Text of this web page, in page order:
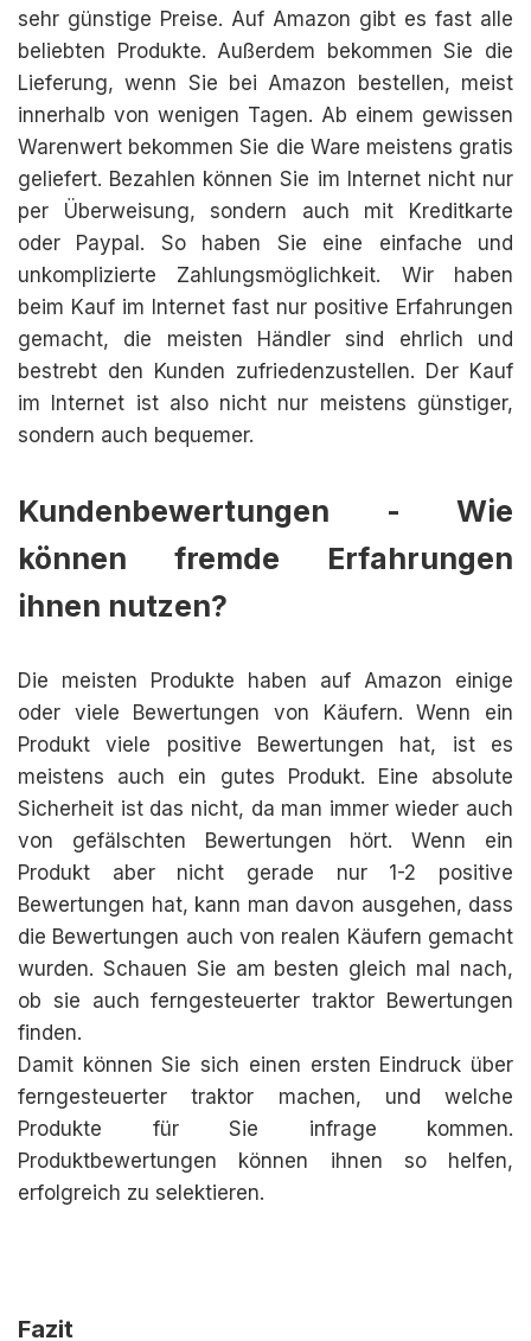
sehr günstige Preise. Auf Amazon gibt es fast alle
beliebten Produkte. Außerdem bekommen Sie die
Lieferung, wenn Sie bei Amazon bestellen, meist
innerhalb von wenigen Tagen. Ab einem gewissen
Warenwert bekommen Sie die Ware meistens gratis
geliefert. Bezahlen können Sie im Internet nicht nur
per Überweisung, sondern auch mit Kreditkarte
oder Paypal. So haben Sie eine einfache und
unkomplizierte Zahlungsmöglichkeit. Wir haben
beim Kauf im Internet fast nur positive Erfahrungen
gemacht, die meisten Händler sind ehrlich und
bestrebt den Kunden zufriedenzustellen. Der Kauf
im Internet ist also nicht nur meistens günstiger,
sondern auch bequemer.
Kundenbewertungen - Wie
können fremde Erfahrungen
ihnen nutzen?
Die meisten Produkte haben auf Amazon einige
oder viele Bewertungen von Käufern. Wenn ein
Produkt viele positive Bewertungen hat, ist es
meistens auch ein gutes Produkt. Eine absolute
Sicherheit ist das nicht, da man immer wieder auch
von gefälschten Bewertungen hört. Wenn ein
Produkt aber nicht gerade nur 1-2 positive
Bewertungen hat, kann man davon ausgehen, dass
die Bewertungen auch von realen Käufern gemacht
wurden. Schauen Sie am besten gleich mal nach,
ob sie auch ferngesteuerter traktor Bewertungen
finden.
Damit können Sie sich einen ersten Eindruck über
ferngesteuerter traktor machen, und welche
Produkte für Sie infrage kommen.
Produktbewertungen können ihnen so helfen,
erfolgreich zu selektieren.
Fazit